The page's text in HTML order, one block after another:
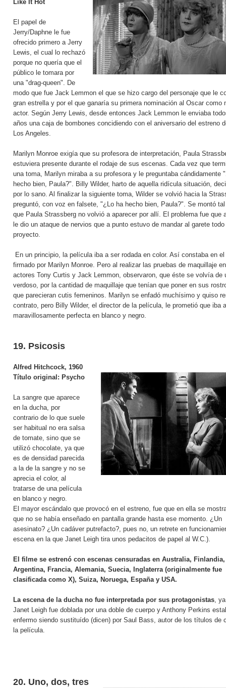
Like It Hot
El papel de
Jerry/Daphne le fue
ofrecido primero a Jerry
Lewis, el cual lo rechazó
porque no quería que el
público le tomara por
una "drag-queen". De
modo que fue Jack Lemmon el que se hizo cargo del personaje que le
gran estrella y por el que ganaría su primera nominación al Oscar como
actor. Según Jerry Lewis, desde entonces Jack Lemmon le enviaba
años una caja de bombones concidiendo con el aniversario del estreno
Los Angeles.
Marilyn Monroe exigía que su profesora de interpretación, Paula
estuviera presente durante el rodaje de sus escenas. Cada vez que
una toma, Marilyn miraba a su profesora y le preguntaba cándidamente
hecho bien, Paula?". Billy Wilder, harto de aquella ridícula situación,
por lo sano. Al finalizar la siguiente toma, Wilder se volvió hacia la
preguntó, con voz en falsete, "¿Lo ha hecho bien, Paula?". Se montó
que Paula Strassberg no volvió a aparecer por allí. El problema fue que
le dio un ataque de nervios que a punto estuvo de mandar al garete todo
proyecto.
En un principio, la película iba a ser rodada en color. Así constaba en
firmado por Marilyn Monroe. Pero al realizar las pruebas de maquillaje
actores Tony Curtis y Jack Lemmon, observaron, que éste se volvía de
verdoso, por la cantidad de maquillaje que tenían que poner en sus
que parecieran cutis femeninos. Marilyn se enfadó muchísimo y quiso
contrato, pero Billy Wilder, el director de la película, le prometió que iba
maravillosamente perfecta en blanco y negro.
19. Psicosis
Alfred Hitchcock, 1960
Título original: Psycho
La sangre que aparece
en la ducha, por
contrario de lo que suele
ser habitual no era salsa
de tomate, sino que se
utilizó chocolate, ya que
es de densidad parecida
a la de la sangre y no se
aprecia el color, al
tratarse de una película
en blanco y negro.
El mayor escándalo que provocó en el estreno, fue que en ella se
que no se había enseñado en pantalla grande hasta ese momento. ¿Un
asesinato? ¿Un cadáver putrefacto?, pues no, un retrete en
escena en la que Janet Leigh tira unos pedacitos de papel al W.C.).
El filme se estrenó con escenas censuradas en Australia, Finlandia,
Argentina, Francia, Alemania, Suecia, Inglaterra (originalmente fue
clasificada como X), Suiza, Noruega, España y USA.
La escena de la ducha no fue interpretada por sus protagonistas,
Janet Leigh fue doblada por una doble de cuerpo y Anthony Perkins
enfermo siendo sustituído (dicen) por Saul Bass, autor de los títulos de
la película.
20. Uno, dos, tres